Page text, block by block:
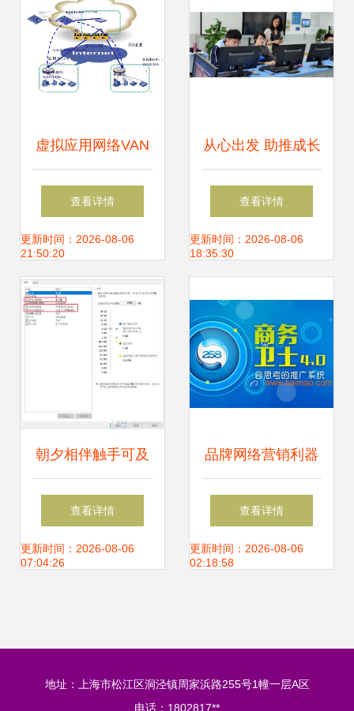
术服务升级
虚拟应用网络VAN
中的自动化管理技
术在移动通信网中
的实践
查看详情
更新时间：2026-08-06
21:50:20
从心出发 助推成长
——黄斌华计算机
网络技术名师培育
务实践
查看详情
更新时间：2026-08-06
18:35:30
朝夕相伴触手可及
的虚拟网络技术
查看详情
更新时间：2026-08-06
07:04:26
品牌网络营销利器
国内口碑全网整合
营销自动推广软件
查看详情
更新时间：2026-08-06
02:18:58
地址：上海市松江区洞泾镇周家浜路255号1幢一层A区
电话：1802817**